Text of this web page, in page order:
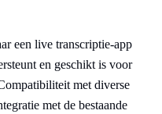
een live transcriptie-app
en geschikt is voor
met diverse
met de bestaande